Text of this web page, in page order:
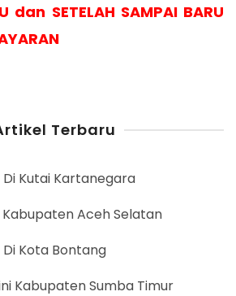
dan SETELAH SAMPAI BARU
Terbaru
Di Kutai Kartanegara
Aceh Selatan
Kota Bontang
Kabupaten Sumba Timur